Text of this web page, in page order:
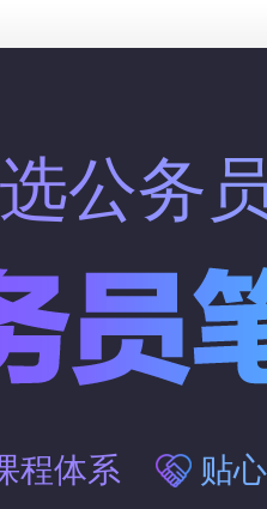
公务
程体系 贴